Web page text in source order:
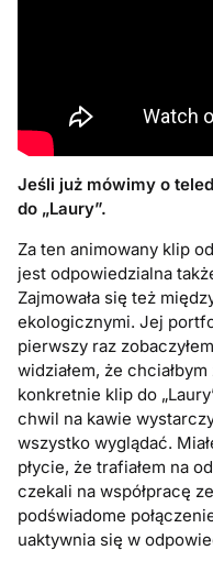
Jeśli już mówimy o
do „Laury”.
Za ten animowany klip
jest odpowiedzialna
Zajmowała się też
ekologicznymi. Jej
pierwszy raz
widziałem, że
konkretnie klip do
chwil na kawie
wszystko wyglądać.
płycie, że trafiałem na
czekali na współpracę
podświadome
uaktywnia się w